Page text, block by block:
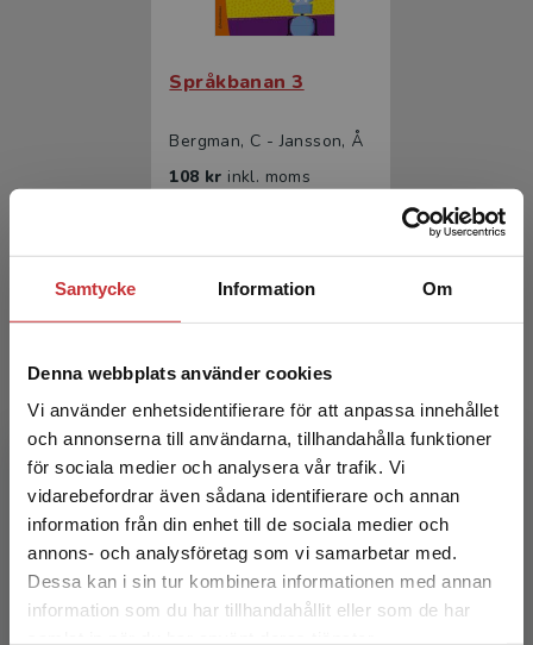
Samtycke Information Om
Denna webbplats använder cookies
Vi använder enhetsidentifierare för att anpassa innehållet
och annonserna till användarna, tillhandahålla funktioner
för sociala medier och analysera vår trafik. Vi
vidarebefordrar även sådana identifierare och annan
information från din enhet till de sociala medier och
annons- och analysföretag som vi samarbetar med.
Dessa kan i sin tur kombinera informationen med annan
information som du har tillhandahållit eller som de har
Begränsad fraktregion
Det verkar som att du besöker
Språkbanan 3
Bergman, C - Jansson, Å
108 kr inkl. moms
Språkbanan 2
Bergman, C - Jansson, Å
94 krinkl. moms
Exkl. moms: 89 kr